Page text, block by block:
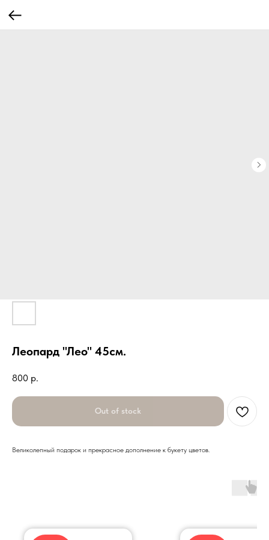
Леопард "Лео" 45см.
800 р.
Out of stock
Великолепный подарок и прекрасное дополнение к букету цветов.